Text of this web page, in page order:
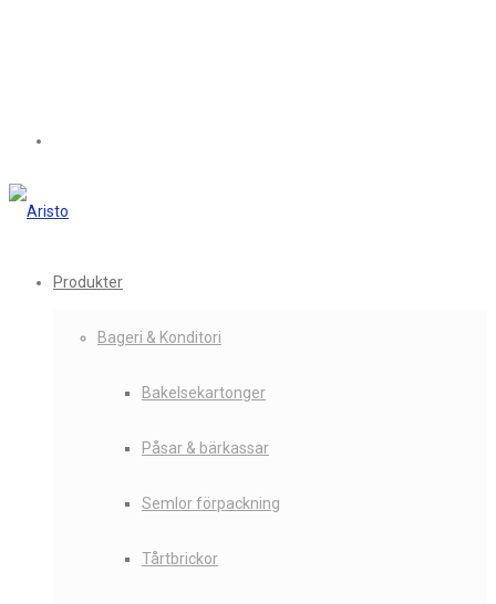
Produkter
Bageri & Konditori
Bakelsekartonger
Påsar & bärkassar
Semlor förpackning
Tårtbrickor